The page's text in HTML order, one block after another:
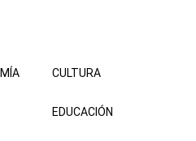
CULTURA
EDUCACIÓN